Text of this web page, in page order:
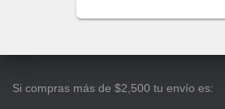
Si compras más de $2,500 tu envío es: